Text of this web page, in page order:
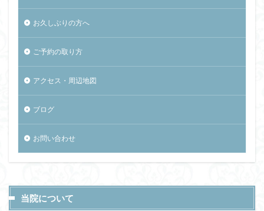
お久しぶりの方へ
ご予約の取り方
アクセス・周辺地図
ブログ
お問い合わせ
当院について